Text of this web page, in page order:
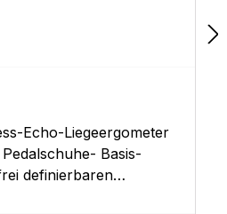
Echo-Liegeergometer
Basis-
definierbaren